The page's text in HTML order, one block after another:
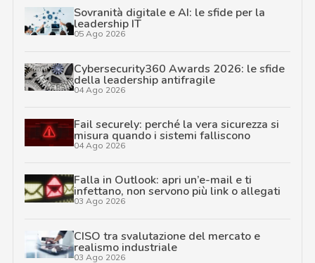
Sovranità digitale e AI: le sfide per la
leadership IT
05 Ago 2026
Cybersecurity360 Awards 2026: le sfide
della leadership antifragile
04 Ago 2026
Fail securely: perché la vera sicurezza si
misura quando i sistemi falliscono
04 Ago 2026
Falla in Outlook: apri un’e-mail e ti
infettano, non servono più link o allegati
03 Ago 2026
CISO tra svalutazione del mercato e
realismo industriale
03 Ago 2026